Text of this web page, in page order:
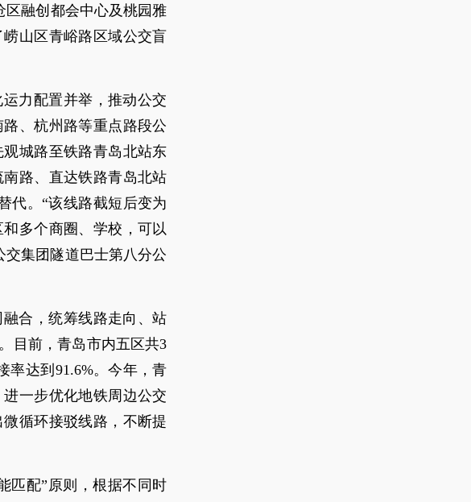
区融创都会中心及桃园雅
山区青峪路区域公交盲
力配置并举，推动公交
、杭州路等重点路段公
城路至铁路青岛北站东
路、直达铁路青岛北站
代。“该线路截短后变为
多个商圈、学校，可以
集团隧道巴士第八分公
合，统筹线路走向、站
目前，青岛市内五区共3
率达到91.6%。今年，青
一步优化地铁周边公交
循环接驳线路，不断提
匹配”原则，根据不同时